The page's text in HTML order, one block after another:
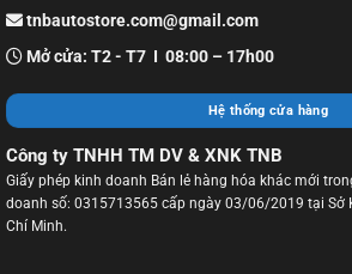
tnbautostore.com@gmail.com
Mở cửa: T2 - T7 I 08:00 – 17h00
Hệ thống cửa hàng
Công ty TNHH TM DV & XNK TNB
Giấy phép kinh doanh Bán lẻ hàng hóa khác mới
doanh số: 0315713565 cấp ngày 03/06/2019 tại Sở
Chí Minh.